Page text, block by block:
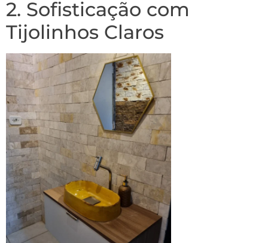
2. Sofisticação com
Tijolinhos Claros